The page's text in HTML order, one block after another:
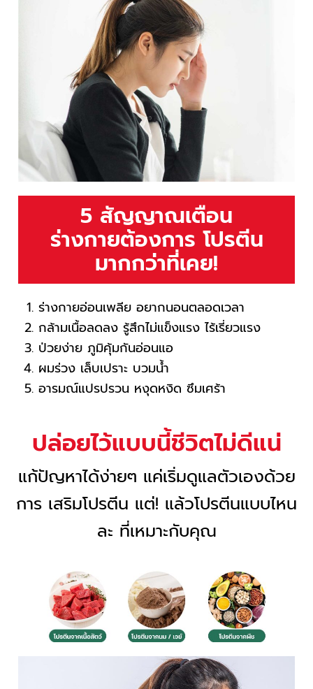
5 สัญญาณเตือน
ร่างกายต้องการ โปรตีน
มากกว่าที่เคย!
ร่างกายอ่อนเพลีย อยากนอนตลอดเวลา
กล้ามเนื้อลดลง รู้สึกไม่แข็งแรง ไร้เรี่ยวแรง
ป่วยง่าย ภูมิคุ้มกันอ่อนแอ
ผมร่วง เล็บเปราะ บวมน้ำ
อารมณ์แปรปรวน หงุดหงิด ซึมเศร้า
ปล่อยไว้แบบนี้ชีวิตไม่ดีแน่
แก้ปัญหาได้ง่ายๆ แค่เริ่มดูแลตัวเองด้วย
การ เสริมโปรตีน แต่! แล้วโปรตีนแบบไหน
ละ ที่เหมาะกับคุณ